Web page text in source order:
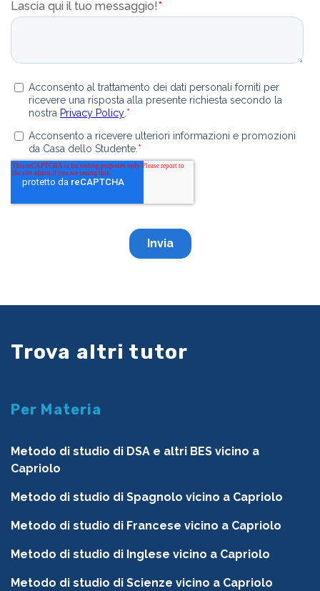
Trova altri tutor
Per Materia
Metodo di studio di DSA e altri BES vicino a
Capriolo
Metodo di studio di Spagnolo vicino a Capriolo
Metodo di studio di Francese vicino a Capriolo
Metodo di studio di Inglese vicino a Capriolo
Metodo di studio di Scienze vicino a Capriolo